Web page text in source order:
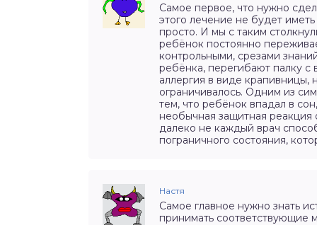
Самое первое, что нужно
этого лечение не будет
просто. И мы с таким
ребёнок постоянно
контрольными, срезами
ребёнка, перегибают палку с
аллергия в виде
ограничивалось. Одним из
тем, что ребёнок впадал в
необычная защитная
далеко не каждый врач
пограничного состояния,
Настя
Самое главное нужно знать
принимать соответствующие